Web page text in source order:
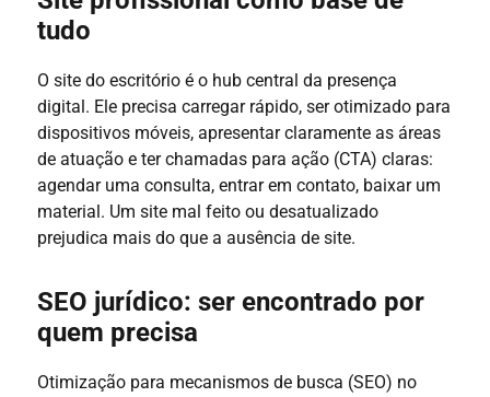
tudo
O site do escritório é o hub central da presença
digital. Ele precisa carregar rápido, ser otimizado para
dispositivos móveis, apresentar claramente as áreas
de atuação e ter chamadas para ação (CTA) claras:
agendar uma consulta, entrar em contato, baixar um
material. Um site mal feito ou desatualizado
prejudica mais do que a ausência de site.
SEO jurídico: ser encontrado por
quem precisa
Otimização para mecanismos de busca (SEO) no